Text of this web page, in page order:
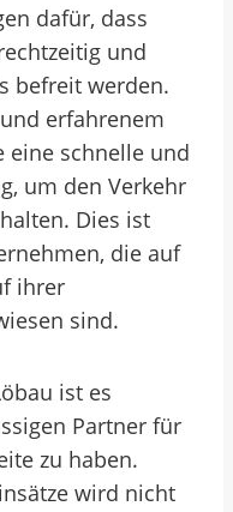
dafür, dass
und
befreit werden.
erfahrenem
eine schnelle und
um den Verkehr
Dies ist
die auf
ihrer
sind.
ist es
Partner für
zu haben.
wird nicht